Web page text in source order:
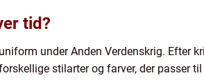
tid?
under Anden Verdenskrig. Efter
stilarter og farver, der passer